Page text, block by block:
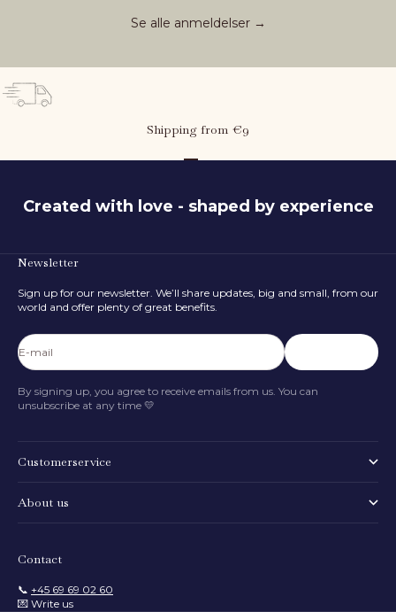
Se alle anmeldelser →
Shipping from €9
Created with love - shaped by experience
Newsletter
Sign up for our newsletter. We’ll share updates, big and small, from our
world and offer plenty of great benefits.
E-mail
By signing up, you agree to receive emails from us. You can
unsubscribe at any time 💛
Customerservice
About us
Contact
📞 +45 69 69 02 60
💌 Write us